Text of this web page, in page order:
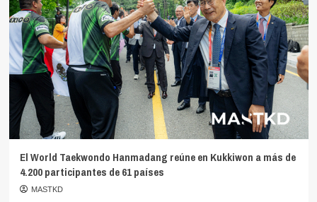
El World Taekwondo Hanmadang reúne en Kukkiwon a más de
4.200 participantes de 61 países
MASTKD